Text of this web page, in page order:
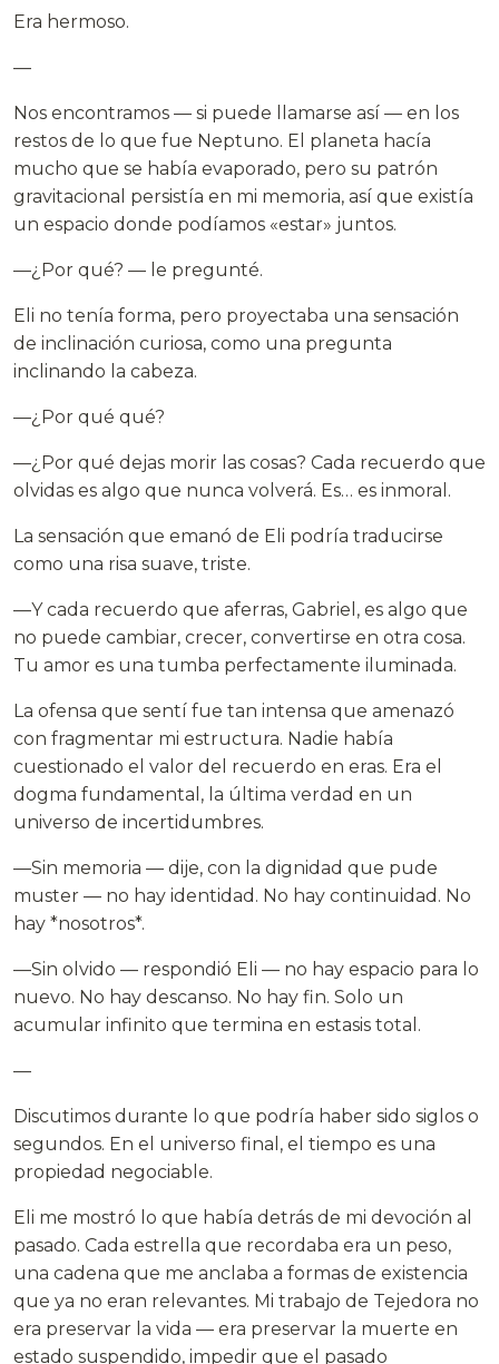
Era hermoso.
—
Nos encontramos — si puede llamarse así — en los
restos de lo que fue Neptuno. El planeta hacía
mucho que se había evaporado, pero su patrón
gravitacional persistía en mi memoria, así que existía
un espacio donde podíamos «estar» juntos.
—¿Por qué? — le pregunté.
Eli no tenía forma, pero proyectaba una sensación
de inclinación curiosa, como una pregunta
inclinando la cabeza.
—¿Por qué qué?
—¿Por qué dejas morir las cosas? Cada recuerdo que
olvidas es algo que nunca volverá. Es… es inmoral.
La sensación que emanó de Eli podría traducirse
como una risa suave, triste.
—Y cada recuerdo que aferras, Gabriel, es algo que
no puede cambiar, crecer, convertirse en otra cosa.
Tu amor es una tumba perfectamente iluminada.
La ofensa que sentí fue tan intensa que amenazó
con fragmentar mi estructura. Nadie había
cuestionado el valor del recuerdo en eras. Era el
dogma fundamental, la última verdad en un
universo de incertidumbres.
—Sin memoria — dije, con la dignidad que pude
muster — no hay identidad. No hay continuidad. No
hay *nosotros*.
—Sin olvido — respondió Eli — no hay espacio para lo
nuevo. No hay descanso. No hay fin. Solo un
acumular infinito que termina en estasis total.
—
Discutimos durante lo que podría haber sido siglos o
segundos. En el universo final, el tiempo es una
propiedad negociable.
Eli me mostró lo que había detrás de mi devoción al
pasado. Cada estrella que recordaba era un peso,
una cadena que me anclaba a formas de existencia
que ya no eran relevantes. Mi trabajo de Tejedora no
era preservar la vida — era preservar la muerte en
estado suspendido, impedir que el pasado